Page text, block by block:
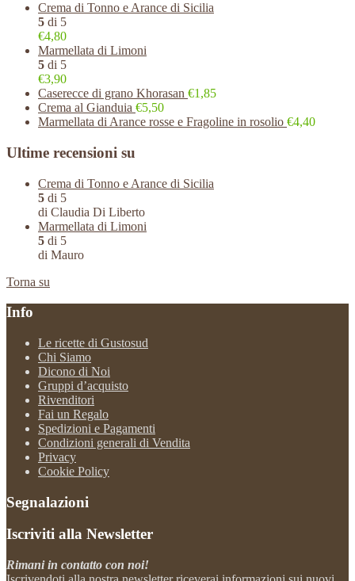
Crema di Tonno e Arance di Sicilia
5 di 5
€4,80
Marmellata di Limoni
5 di 5
€3,90
Caserecce di grano Khorasan €1,85
Crema al Gianduia €5,50
Marmellata di Arance rosse e Fragoline in rosolio €4,40
Ultime recensioni su
Crema di Tonno e Arance di Sicilia
5 di 5
di Claudia Di Liberto
Marmellata di Limoni
5 di 5
di Mauro
Torna su
Info
Le ricette di Gustosud
Chi Siamo
Dicono di Noi
Gruppi d’acquisto
Rivenditori
Fai un Regalo
Spedizioni e Pagamenti
Condizioni generali di Vendita
Privacy
Cookie Policy
Segnalazioni
Iscriviti alla Newsletter
Rimani in contatto con noi!